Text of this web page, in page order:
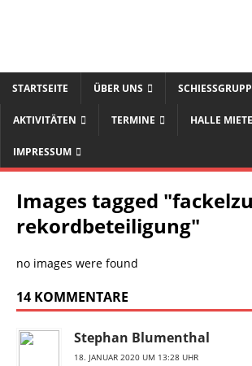
STARTSEITE ÜBER UNS
AKTIVITÄTEN TERMINE HALLE
IMPRESSUM
Images tagged
rekordbeteiligung"
no images were found
14 KOMMENTARE
Stephan Blumenthal
18. JANUAR 2020 UM 13:28 UHR